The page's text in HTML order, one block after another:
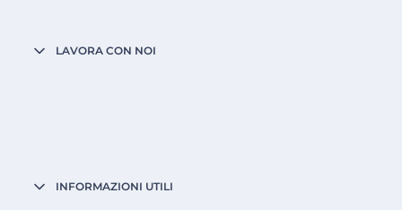
LAVORA CON NOI
INFORMAZIONI UTILI